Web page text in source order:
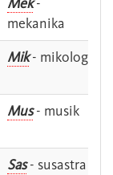
mekanika
Mik- mikologi
Mus- musik
Sas- susastra -